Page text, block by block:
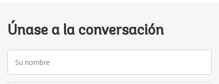
Únase a la conversación
nombre